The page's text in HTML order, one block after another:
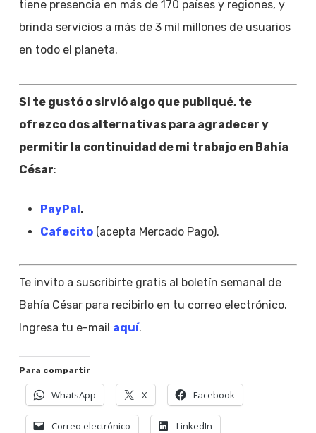
tiene presencia en más de 170 países y regiones, y
brinda servicios a más de 3 mil millones de usuarios
en todo el planeta.
Si te gustó o sirvió algo que publiqué, te
ofrezco dos alternativas para agradecer y
permitir la continuidad de mi trabajo en Bahía
César:
PayPal.
Cafecito(acepta Mercado Pago).
Te invito a suscribirte gratis al boletín semanal de
Bahía César para recibirlo en tu correo electrónico.
Ingresa tu e-mail aquí.
Para compartir
WhatsApp X Facebook
Correo electrónico LinkedIn